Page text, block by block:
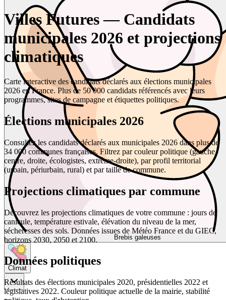
Brebis galeuses
Climat
Villes Futures — Candidats
municipales 2026 et projections
climatiques
Carte interactive des candidats déclarés aux élections municipales
2026 en France. Plus de 50 000 candidats référencés avec leurs
programmes, sites de campagne et étiquettes politiques.
Élections municipales 2026
Consultez les candidats déclarés aux municipales 2026 dans plus de
34 000 communes françaises. Filtrez par couleur politique (gauche,
centre, droite, écologistes, extrême-droite), par profil territorial
(urbain, périurbain, rural) et par taille de commune.
Projections climatiques par commune
Découvrez les projections climatiques de votre commune : jours de
canicule, température estivale, élévation du niveau de la mer,
sécheresses des sols. Données issues de Météo France et du GIEC,
horizons 2030, 2050 et 2100.
Données politiques
Résultats des élections municipales 2020, présidentielles 2022 et
législatives 2022. Couleur politique actuelle de la mairie, stabilité